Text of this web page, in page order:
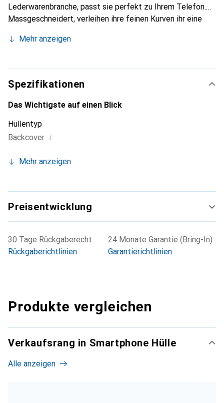
Lederwarenbranche, passt sie perfekt zu Ihrem Telefon.
Massgeschneidert, verleihen ihre feinen Kurven ihr eine
unverzichtbaren Accessoire für Ihr Smartphone. Die Marke
anerkannt und eine zuverlässige Wahl für eine
anspruchsvolle Kundschaft.
Mehr anzeigen
Spezifikationen
Das Wichtigste auf einen Blick
Hüllentyp
Backcover i
Mehr anzeigen
Preisentwicklung
30 Tage Rückgaberecht
Rückgaberichtlinien
24 Monate Garantie (Bring-In)
Garantierichtlinien
Produkte vergleichen
Verkaufsrang in Smartphone Hülle
Alle anzeigen